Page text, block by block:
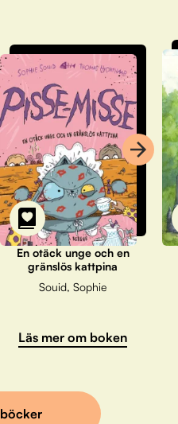
En otäck unge och en
gränslös kattpina
Souid, Sophie
Läs mer om boken